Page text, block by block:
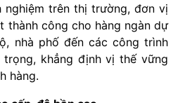
nghiệm trên thị trường, đơn vị
thành công cho hàng ngàn dự
nhà phố đến các công trình
khẳng định vị thế vững
hàng.